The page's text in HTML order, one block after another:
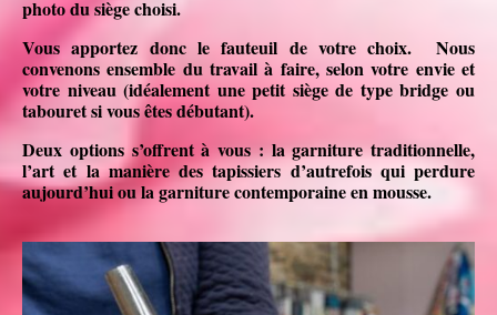
photo du siège choisi.
Vous apportez donc le fauteuil de votre choix. Nous
convenons ensemble du travail à faire, selon votre envie et
votre niveau (idéalement une petit siège de type bridge ou
tabouret si vous êtes débutant).
Deux options s’offrent à vous :la garniture traditionnelle,
l’art et la manière des tapissiers d’autrefois qui perdure
aujourd’hui ou la garniture contemporaine en mousse.